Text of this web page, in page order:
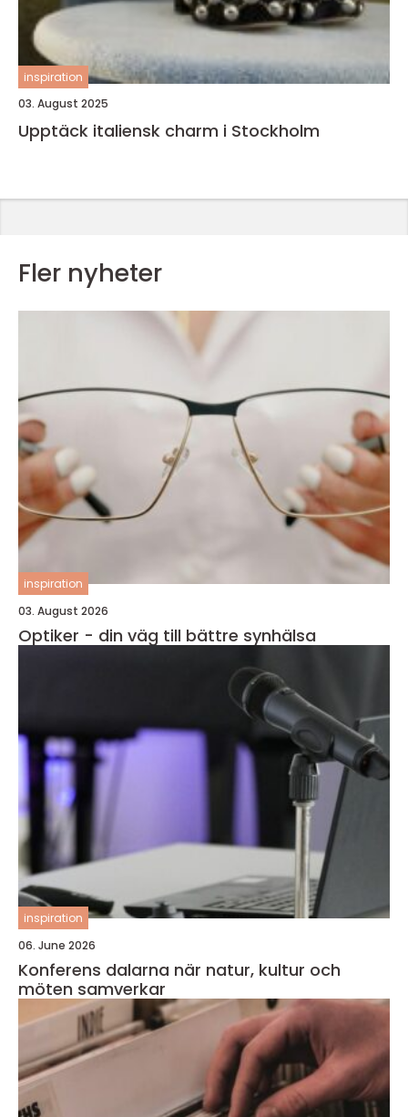
inspiration
03. August 2025
Upptäck italiensk charm i Stockholm
Fler nyheter
inspiration
03. August 2026
Optiker - din väg till bättre synhälsa
inspiration
06. June 2026
Konferens dalarna när natur, kultur och
möten samverkar